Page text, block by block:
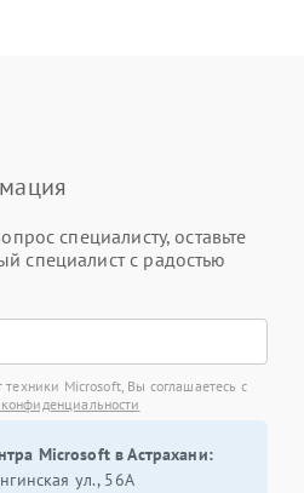
специалисту, оставьте
специалист с радостью
Microsoft, Вы соглашаетесь с
Microsoft в Астрахани:
ул., 56А